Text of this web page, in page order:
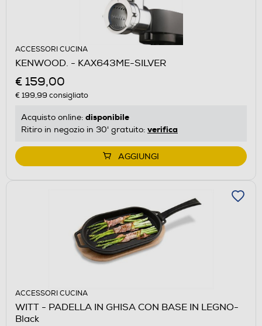
ACCESSORI CUCINA
KENWOOD. - KAX643ME-SILVER
€ 159,00
€ 199,99 consigliato
Acquisto online: disponibile
Ritiro in negozio in 30' gratuito: verifica
AGGIUNGI
ACCESSORI CUCINA
WITT - PADELLA IN GHISA CON BASE IN LEGNO-
Black